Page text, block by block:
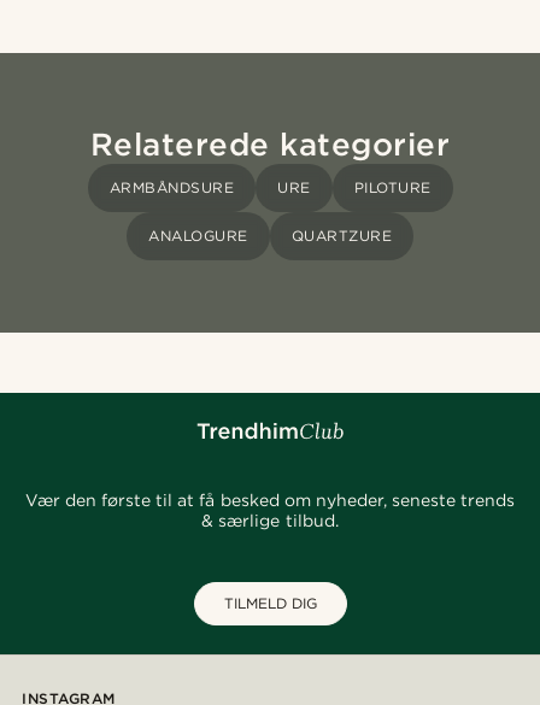
Relaterede kategorier
ARMBÅNDSURE URE PILOTURE
ANALOGURE QUARTZURE
Vær den første til at få besked om nyheder, seneste trends
& særlige tilbud.
TILMELD DIG
INSTAGRAM